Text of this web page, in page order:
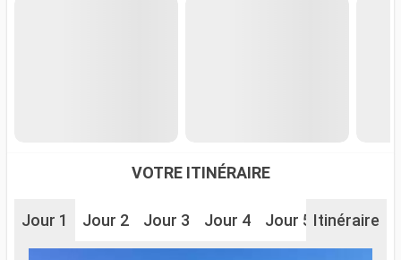
VOTRE ITINÉRAIRE
Jour 1 Jour 2 Jour 3 Jour 4 Jour 5 Jour 6
Itinéraire